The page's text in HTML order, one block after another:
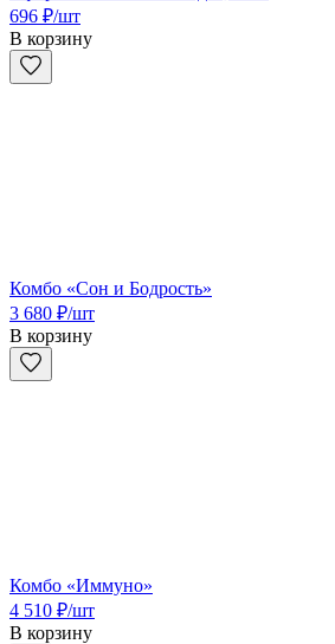
696 ₽/шт
В корзину
Комбо «Сон и Бодрость»
3 680 ₽/шт
В корзину
Комбо «Иммуно»
4 510 ₽/шт
В корзину